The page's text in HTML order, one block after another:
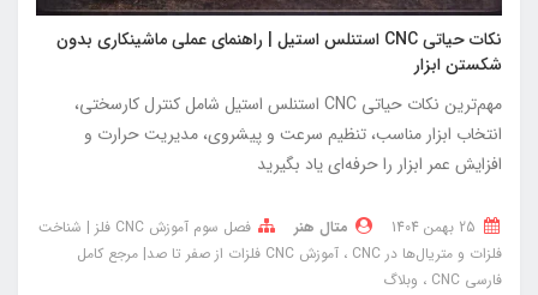
نکات حیاتی CNC استنلس استیل | راهنمای عملی ماشینکاری بدون
شکستن ابزار
مهم‌ترین نکات حیاتی CNC استنلس استیل شامل کنترل کارسختی،
انتخاب ابزار مناسب، تنظیم سرعت و پیشروی، مدیریت حرارت و
افزایش عمر ابزار را حرفه‌ای یاد بگیرید
متال هنر
فصل سوم آموزش CNC فلز | شناخت
فلزات و متریال‌ها در CNC
آموزش CNC فلزات از صفر تا صد| مرجع کامل
فارسی CNC
وبلاگ